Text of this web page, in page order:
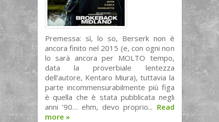
Premessa: sì, lo so, Berserk non è
ancora finito nel 2015 (e, con ogni non
lo sarà ancora per MOLTO tempo,
data la proverbiale lentezza
dell’autore, Kentaro Miura), tuttavia la
parte incommensurabilmente più figa
è quella che è stata pubblicata negli
anni ’90… ehm, devo proprio... Read
more »